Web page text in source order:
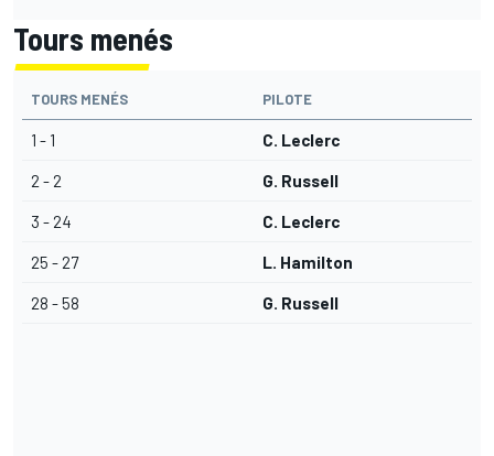
Tours menés
TOURS MENÉS PILOTE
1 - 1 C. Leclerc
2 - 2 G. Russell
3 - 24 C. Leclerc
25 - 27 L. Hamilton
28 - 58 G. Russell